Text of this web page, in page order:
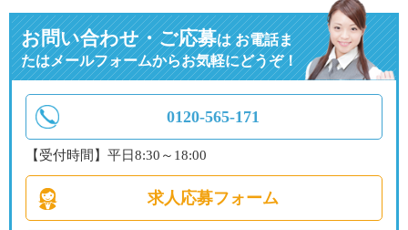
お問い合わせ・ご応募はお電話ま
たはメールフォームからお気軽にどうぞ！
0120-565-171
【受付時間】平日8:30～18:00
求人応募フォーム